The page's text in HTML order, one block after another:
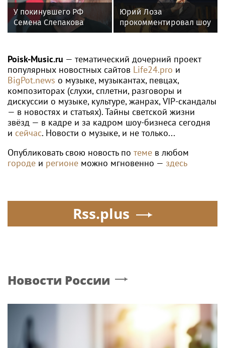
У покинувшего РФ
Семена Слепакова
нашли еще две
Юрий Лоза
прокомментировал шоу
Димы Билана словами
Poisk-Music.ru — тематический дочерний проект
популярных новостных сайтов Life24.pro и
BigPot.news о музыке, музыкантах, певцах,
композиторах (слухи, сплетни, разговоры и
дискуссии о музыке, культуре, жанрах, VIP-скандалы
— в новостях и статьях). Тайны светской жизни
звёзд — в кадре и за кадром шоу-бизнеса сегодня
и сейчас. Новости о музыке, и не только...
Опубликовать свою новость по теме в любом
городе и регионе можно мгновенно — здесь
Rss.plus
Новости России